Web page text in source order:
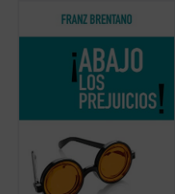
¡Abajo los prejuicios! , Brentano defiende
con inusitado vigor la posibilidad de una
apriorismos, que para Brentano equivalen
a meros prejuicios, son la filosofía ...